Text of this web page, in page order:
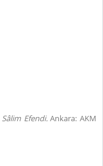
Sâlim Efendi.Ankara: AKM